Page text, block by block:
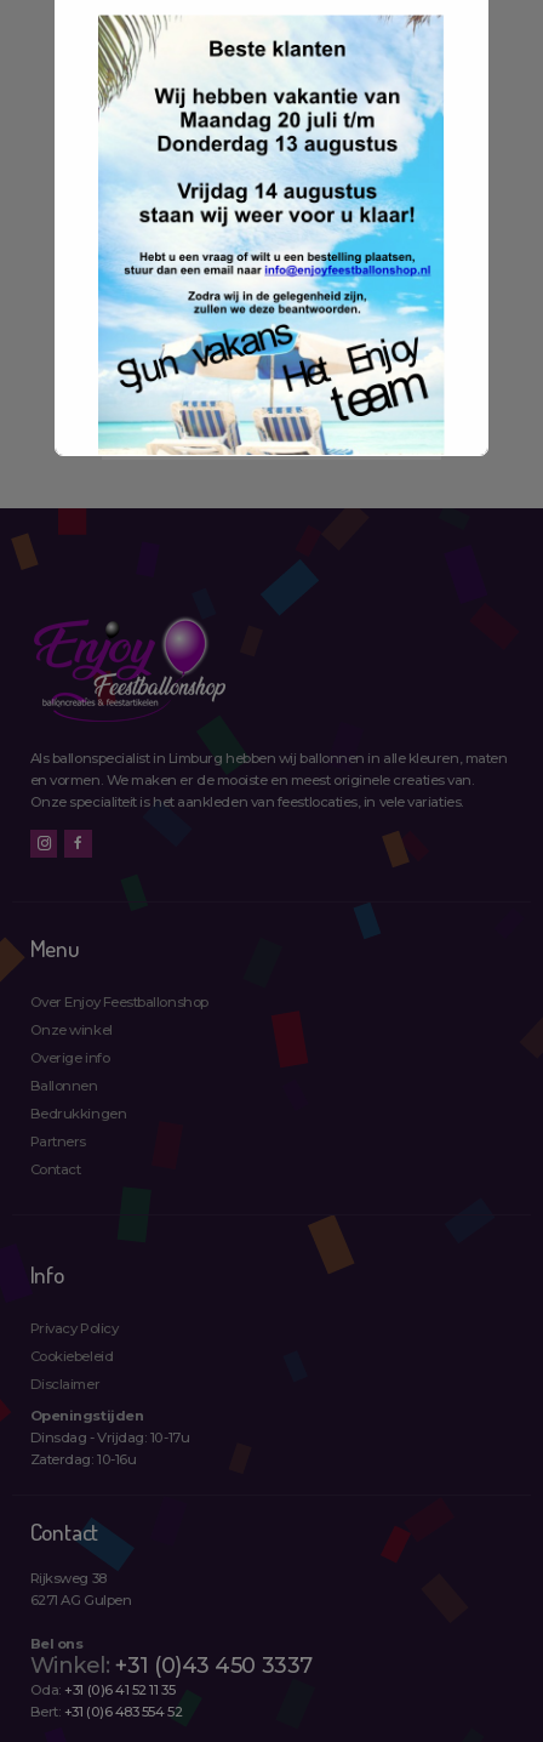
Zoeken
Zoeken naar:
Menu
Over Enjoy Feestballonshop
Onze winkel
Overige info
Ballonnen
Bedrukkingen
Contact
Als ballonspecialist in Limburg hebben wij ballonnen in alle kleuren, maten
en vormen. We maken er de mooiste en meest originele creaties van.
Onze specialiteit is het aankleden van feestlocaties, in vele variaties.
Menu
Over Enjoy Feestballonshop
Onze winkel
Overige info
Ballonnen
Bedrukkingen
Partners
Contact
Info
Privacy Policy
Cookiebeleid
Disclaimer
Openingstijden
Dinsdag - Vrijdag: 10-17u
Zaterdag: 10-16u
Contact
Rijksweg 38
6271 AG Gulpen
Bel ons
Winkel: +31 (0)43 450 3337
Oda: +31 (0)6 41 52 11 35
Bert: +31 (0)6 483 554 52